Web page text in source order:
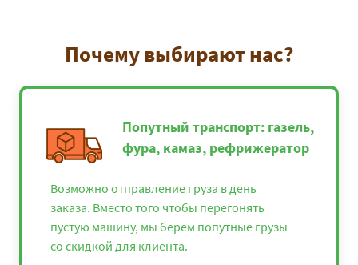
Почему выбирают нас?
Попутный транспорт: газель,
фура, камаз, рефрижератор
Возможно отправление груза в день
заказа. Вместо того чтобы перегонять
пустую машину, мы берем попутные грузы
со скидкой для клиента.